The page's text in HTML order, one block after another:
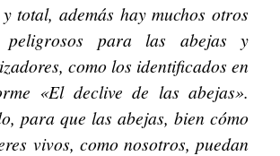
total, además hay muchos otros
peligrosos para las abejas y
como los identificados en
«El declive de las abejas».
para que las abejas, bien cómo
vivos, como nosotros, puedan